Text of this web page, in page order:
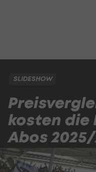
SLIDESHOW
kosten die
Abos